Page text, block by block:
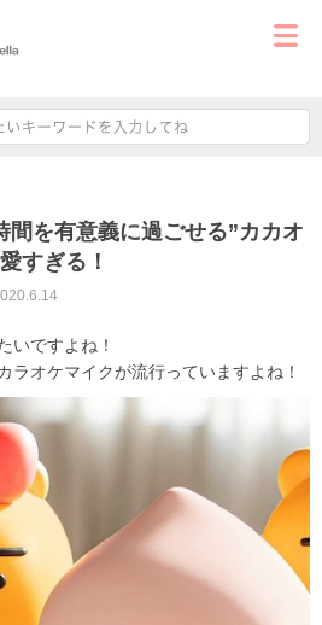
間を有意義に過ごせる”カカオ
すぎる！
いですよね！
ラオケマイクが流行っていますよね！